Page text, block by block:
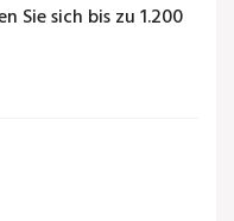
Sie sich bis zu 1.200